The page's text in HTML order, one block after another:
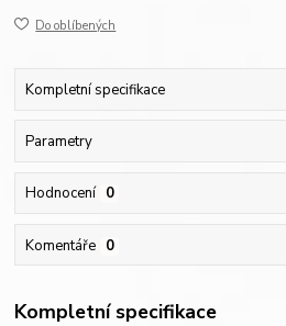
Do oblíbených
Kompletní specifikace
Parametry
Hodnocení 0
Komentáře 0
Kompletní specifikace